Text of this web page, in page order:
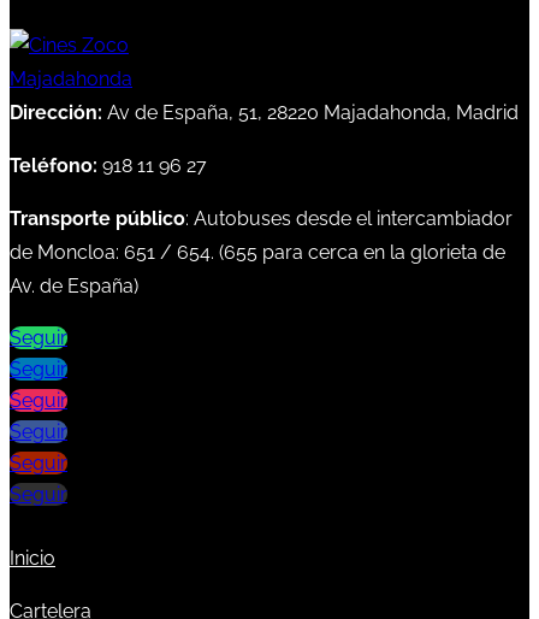
Dirección: Av de España, 51, 28220 Majadahonda, Madrid
Teléfono: 918 11 96 27
Transporte público: Autobuses desde el intercambiador
de Moncloa: 651 / 654. (655 para cerca en la glorieta de
Av. de España)
Seguir
Seguir
Seguir
Seguir
Seguir
Seguir
Inicio
Cartelera